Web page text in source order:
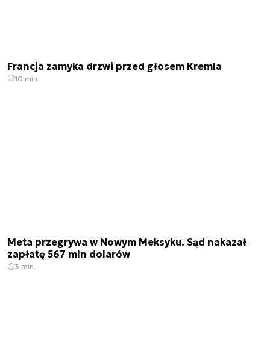
Francja zamyka drzwi przed głosem Kremla
10 min.
Meta przegrywa w Nowym Meksyku. Sąd nakazał
zapłatę 567 mln dolarów
3 min.